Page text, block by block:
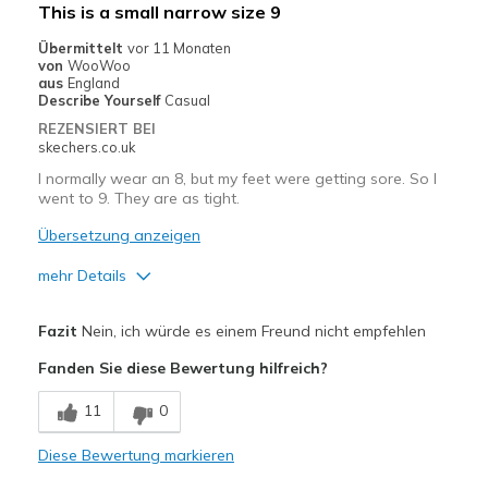
This is a small narrow size 9
Übermittelt vor 11 Monaten
von WooWoo
aus England
Describe Yourself Casual
REZENSIERT BEI
skechers.co.uk
I normally wear an 8, but my feet were getting sore. So I
went to 9. They are as tight.
Übersetzung anzeigen
mehr Details
Geeignete Verwendung
Casual Wear
Fazit Nein, ich würde es einem Freund nicht empfehlen
Fanden Sie diese Bewertung hilfreich?
11 0
Diese Bewertung markieren